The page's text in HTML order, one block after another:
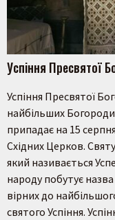
Успіння Пресвятої
Успіння Пресвятої
найбільших
припадає на 15
Східних Церков.
який називається
народу побутує
вірних до
святого Успіння.